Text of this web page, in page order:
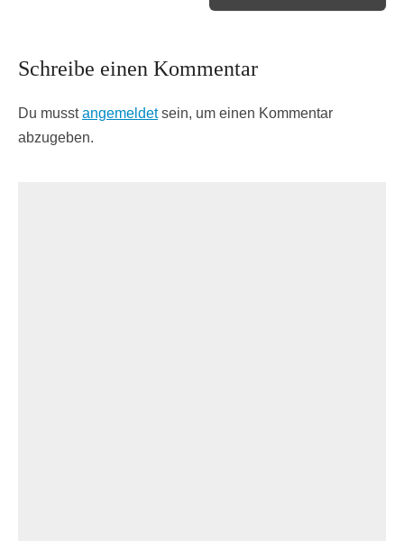
Schreibe einen Kommentar
Du musstangemeldetsein, um einen Kommentar
abzugeben.